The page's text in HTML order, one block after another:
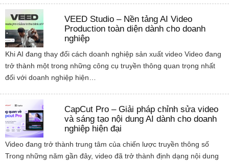
VEED Studio – Nền tảng AI Video
Production toàn diện dành cho doanh
nghiệp
Khi AI đang thay đổi cách doanh nghiệp sản xuất video Video đang
trở thành một trong những công cụ truyền thông quan trọng nhất
đối với doanh nghiệp hiện…
CapCut Pro – Giải pháp chỉnh sửa video
và sáng tạo nội dung AI dành cho doanh
nghiệp hiện đại
Video đang trở thành trung tâm của chiến lược truyền thông số
Trong những năm gần đây, video đã trở thành định dạng nội dung